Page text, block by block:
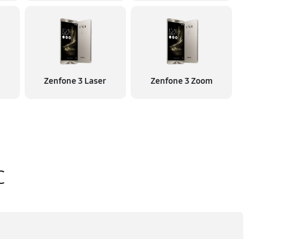
Zenfone 3 Laser Zenfone 3 Zoom